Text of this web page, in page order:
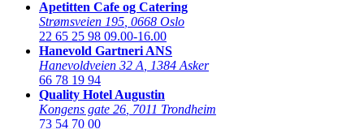
Apetitten Cafe og Catering
Strømsveien 195 0668 Oslo
22 65 25 98 09.00-16.00
Hanevold Gartneri ANS
Hanevoldveien 32 A
1384 Asker
66 78 19 94
Quality Hotel Augustin
Kongens gate 26 7011 Trondheim
73 54 70 00